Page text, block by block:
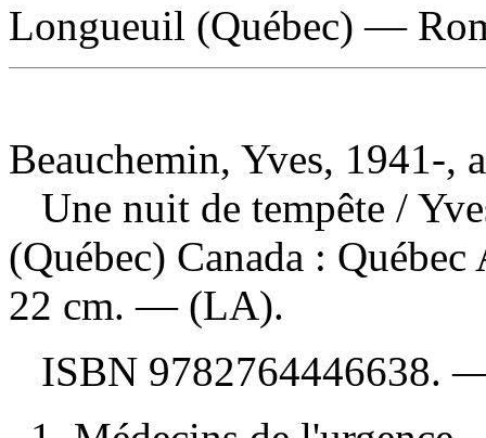
Longueuil (Québec) —
Beauchemin, Yves, 1941-,
Une nuit de tempête /
(Québec) Canada :
22 cm. — (LA).
ISBN 9782764446638.